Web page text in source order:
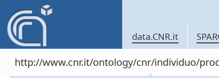
data.CNR.it
http://www.cnr.it/ontology/cnr/individuo/